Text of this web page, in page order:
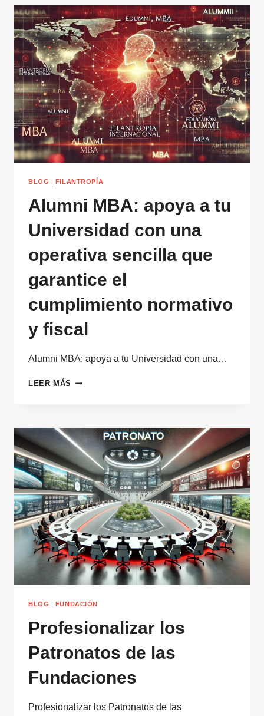
TENDENCIA
ENTRE
LOS
DIRECTIVOS
VANGUARDISTAS
BLOG | FILANTROPÍA
Alumni MBA: apoya a tu
Universidad con una
operativa sencilla que
garantice el
cumplimiento normativo
y fiscal
Alumni MBA: apoya a tu Universidad con una…
LEER MÁS ALUMNI
TU
UNIVERSIDAD
CON
UNA
OPERATIVA
SENCILLA
QUE
GARANTICE
EL
CUMPLIMIENTO
NORMATIVO
Y
FISCAL
BLOG | FUNDACIÓN
Profesionalizar los
Patronatos de las
Fundaciones
Profesionalizar los Patronatos de las